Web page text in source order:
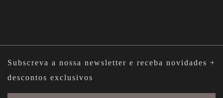
Subscreva a nossa newsletter e receba novidades +
descontos exclusivos